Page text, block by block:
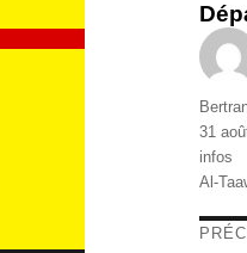
Auteur
Publié
le
31
infos
Al-